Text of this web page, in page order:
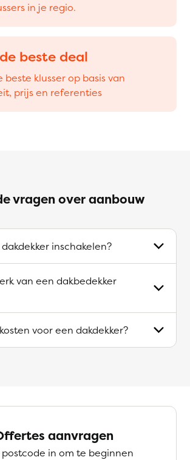
in je regio.
beste deal
beste klusser op basis van
prijs en referenties
vragen over aanbouw
inschakelen?
van een dakbedekker
voor een dakdekker?
aanvragen
postcode in om te beginnen